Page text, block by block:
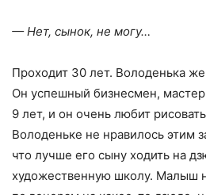
— Нет, сынок, не могу…
Проходит 30 лет. Володенька
Он успешный бизнесмен,
9 лет, и он очень любит
Володеньке не нравилось этим
что лучше его сыну ходить на
художественную школу. Малыш